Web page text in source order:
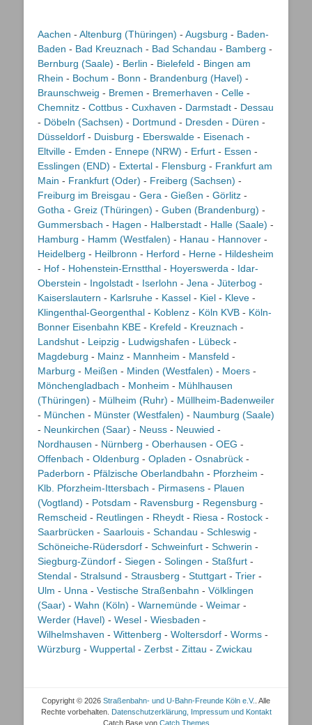
Aachen - Altenburg (Thüringen) - Augsburg - Baden-
Baden - Bad Kreuznach - Bad Schandau - Bamberg -
Bernburg (Saale) - Berlin - Bielefeld - Bingen am
Rhein - Bochum - Bonn - Brandenburg (Havel) -
Braunschweig - Bremen - Bremerhaven - Celle -
Chemnitz - Cottbus - Cuxhaven - Darmstadt - Dessau
- Döbeln (Sachsen) - Dortmund - Dresden - Düren -
Düsseldorf - Duisburg - Eberswalde - Eisenach -
Eltville - Emden - Ennepe (NRW) - Erfurt - Essen -
Esslingen (END) - Extertal - Flensburg - Frankfurt am
Main - Frankfurt (Oder) - Freiberg (Sachsen) -
Freiburg im Breisgau - Gera - Gießen - Görlitz -
Gotha - Greiz (Thüringen) - Guben (Brandenburg) -
Gummersbach - Hagen - Halberstadt - Halle (Saale) -
Hamburg - Hamm (Westfalen) - Hanau - Hannover -
Heidelberg - Heilbronn - Herford - Herne - Hildesheim
- Hof - Hohenstein-Ernstthal - Hoyerswerda - Idar-
Oberstein - Ingolstadt - Iserlohn - Jena - Jüterbog -
Kaiserslautern - Karlsruhe - Kassel - Kiel - Kleve -
Klingenthal-Georgenthal - Koblenz - Köln KVB - Köln-
Bonner Eisenbahn KBE - Krefeld - Kreuznach -
Landshut - Leipzig - Ludwigshafen - Lübeck -
Magdeburg - Mainz - Mannheim - Mansfeld -
Marburg - Meißen - Minden (Westfalen) - Moers -
Mönchengladbach - Monheim - Mühlhausen
(Thüringen) - Mülheim (Ruhr) - Müllheim-Badenweiler
- München - Münster (Westfalen) - Naumburg (Saale)
- Neunkirchen (Saar) - Neuss - Neuwied -
Nordhausen - Nürnberg - Oberhausen - OEG -
Offenbach - Oldenburg - Opladen - Osnabrück -
Paderborn - Pfälzische Oberlandbahn - Pforzheim -
Klb. Pforzheim-Ittersbach - Pirmasens - Plauen
(Vogtland) - Potsdam - Ravensburg - Regensburg -
Remscheid - Reutlingen - Rheydt - Riesa - Rostock -
Saarbrücken - Saarlouis - Schandau - Schleswig -
Schöneiche-Rüdersdorf - Schweinfurt - Schwerin -
Siegburg-Zündorf - Siegen - Solingen - Staßfurt -
Stendal - Stralsund - Strausberg - Stuttgart - Trier -
Ulm - Unna - Vestische Straßenbahn - Völklingen
(Saar) - Wahn (Köln) - Warnemünde - Weimar -
Werder (Havel) - Wesel - Wiesbaden -
Wilhelmshaven - Wittenberg - Woltersdorf - Worms -
Würzburg - Wuppertal - Zerbst - Zittau - Zwickau
Copyright © 2026 Straßenbahn- und U-Bahn-Freunde Köln e.V. . Alle
Rechte vorbehalten. Datenschutzerklärung, Impressum und Kontakt
Catch Base von Catch Themes